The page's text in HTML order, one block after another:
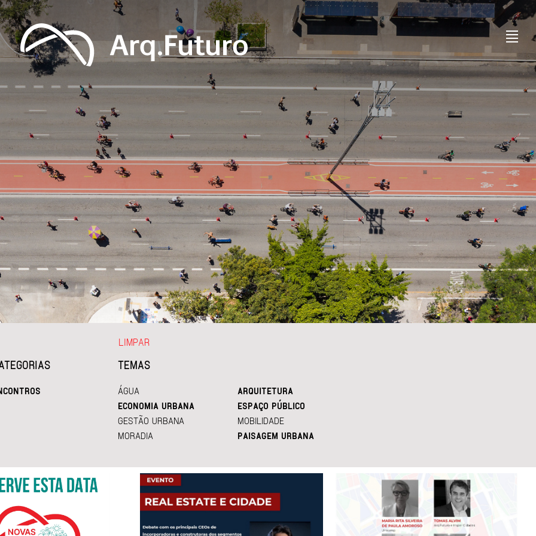
TEMAS
ÁGUA
ARQUITETURA
ECONOMIA URBANA
ESPAÇO PÚBLICO
GESTÃO URBANA
MOBILIDADE
MORADIA
PAISAGEM URBANA
LIMPAR